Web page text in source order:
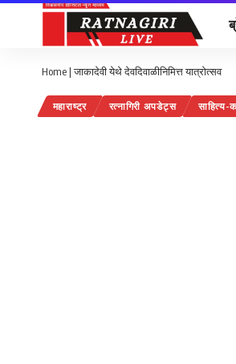
Home |जाकादेवी येथे देवदिवाळीनिमित्त यात्रोत्सव
महाराष्ट्र रत्नागिरी अपडेट्स